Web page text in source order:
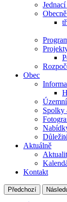
Obec
Spolky
Aktuálně
Kontakt
Předchozí